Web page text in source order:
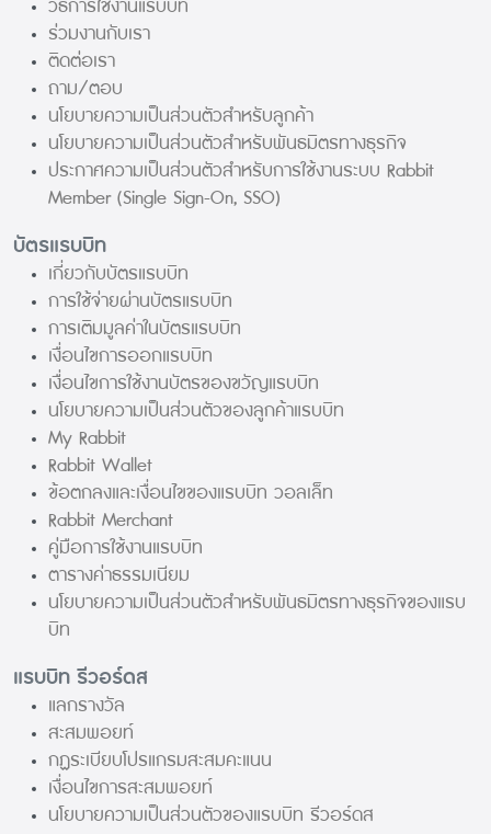
ร่วมงานกับเรา
ติดต่อเรา
ถาม/ตอบ
นโยบายความเป็นส่วนตัวสำหรับลูกค้า
นโยบายความเป็นส่วนตัวสำหรับพันธมิตรทางธุรกิจ
ประกาศความเป็นส่วนตัวสำหรับการใช้งานระบบ Rabbit
Member (Single Sign-On, SSO)
บัตรแรบบิท
เกี่ยวกับบัตรแรบบิท
การใช้จ่ายผ่านบัตรแรบบิท
การเติมมูลค่าในบัตรแรบบิท
เงื่อนไขการออกแรบบิท
เงื่อนไขการใช้งานบัตรของขวัญแรบบิท
นโยบายความเป็นส่วนตัวของลูกค้าแรบบิท
My Rabbit
Rabbit Wallet
ข้อตกลงและเงื่อนไขของแรบบิท วอลเล็ท
Rabbit Merchant
คู่มือการใช้งานแรบบิท
ตารางค่าธรรมเนียม
นโยบายความเป็นส่วนตัวสำหรับพันธมิตรทางธุรกิจของแรบ
บิท
แรบบิท รีวอร์ดส
แลกรางวัล
สะสมพอยท์
กฏระเบียบโปรแกรมสะสมคะแนน
เงื่อนไขการสะสมพอยท์
นโยบายความเป็นส่วนตัวของแรบบิท รีวอร์ดส